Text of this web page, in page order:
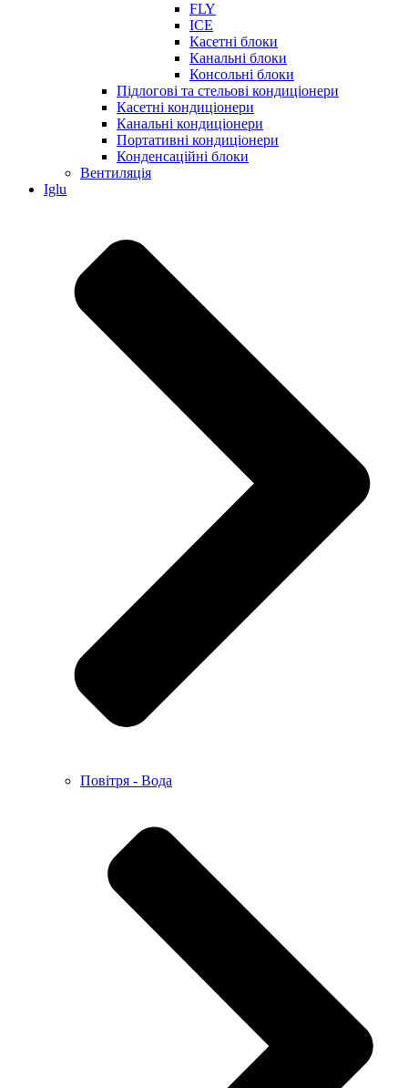
FLY
ICE
Касетні блоки
Канальні блоки
Консольні блоки
Підлогові та стельові кондиціонери
Касетні кондиціонери
Канальні кондиціонери
Портативні кондиціонери
Конденсаційні блоки
Вентиляція
Iglu
Повітря - Вода